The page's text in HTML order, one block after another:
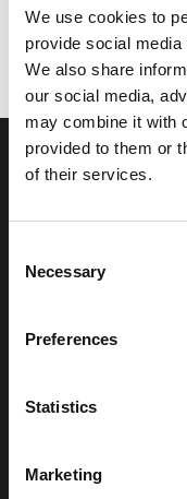
We use cookies to
provide social
We also share
our social media,
may combine it with
provided to them or
of their services.
Selection
Necessary
Preferences
Statistics
Marketing
Il vetro
privacy
tempo il
bagno per donar loro
Classic di